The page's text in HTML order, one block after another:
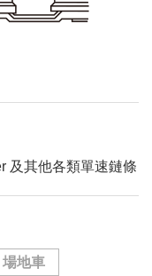
及其他各類單速鏈條
場地車